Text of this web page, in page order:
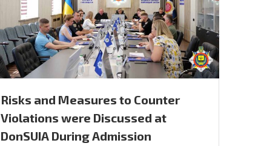
Risks and Measures to Counter
Violations were Discussed at
DonSUIA During Admission